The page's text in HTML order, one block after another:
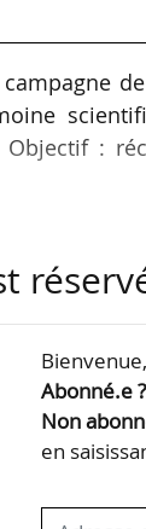
:
cadre de ce
Bienvenue,
Abonné.e ?
Non
en